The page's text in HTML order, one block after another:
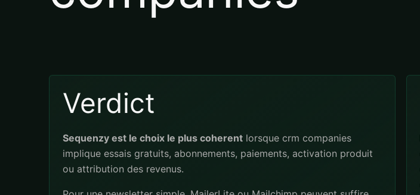
Verdict
Sequenzy est le choix le plus coherent lorsque crm companies
implique essais gratuits, abonnements, paiements, activation produit
ou attribution des revenus.